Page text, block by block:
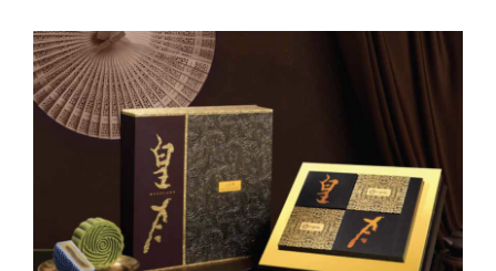
ADD TO CART
/
DETAILS